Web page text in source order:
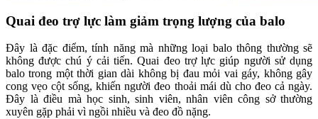
Quai đeo trợ lực làm giảm trọng lượng của balo
Đây là đặc điểm, tính năng mà những loại balo thông thường sẽ
không được chú ý cải tiến. Quai đeo trợ lực giúp người sử dụng
balo trong một thời gian dài không bị đau mỏi vai gáy, không gây
cong vẹo cột sống, khiến người đeo thoải mái dù cho đeo cả ngày.
Đây là điều mà học sinh, sinh viên, nhân viên công sở thường
xuyên gặp phải vì ngồi nhiều và đeo đồ nặng.